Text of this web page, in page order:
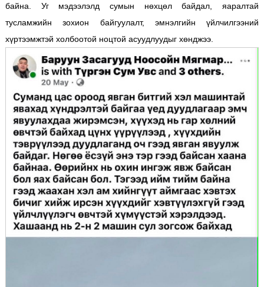
байна. Уг мэдээлэлд сумын нөхцөл байдал, яаралтай
тусламжийн зохион байгуулалт, эмнэлгийн үйлчилгээний
хүртээмжтэй холбоотой ноцтой асуудлуудыг хөнджээ.